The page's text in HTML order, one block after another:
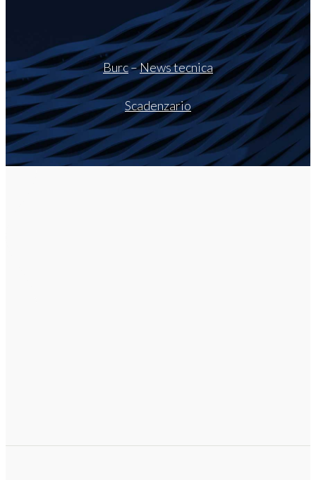
Burc–News tecnica
Scadenzario